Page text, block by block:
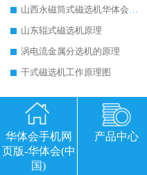
山西永磁筒式磁选机华体会手机网页版-华体会(中国)
山东辊式磁选机原理
涡电流金属分选机的原理
干式磁选机工作原理图
最新资讯
2026CTB 湿式永磁磁选机靠谱
2026 CTB 湿式永磁磁选机选
2026 尾矿磁选机行业口碑领
华体会手机网
页版-华体会(中
国)
产品中心